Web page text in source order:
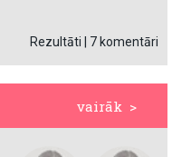
Rezultāti 7 komentāri
vairāk >